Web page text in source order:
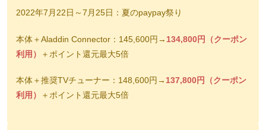
2022年7月22日～7月25日：夏のpaypay祭り
本体＋Aladdin Connector：145,600円→ 134,800円（クーポン
利用）
＋ポイント還元最大5倍
本体＋推奨TVチューナー：148,600円→ 137,800円（クーポン
利用）
＋ポイント還元最大5倍